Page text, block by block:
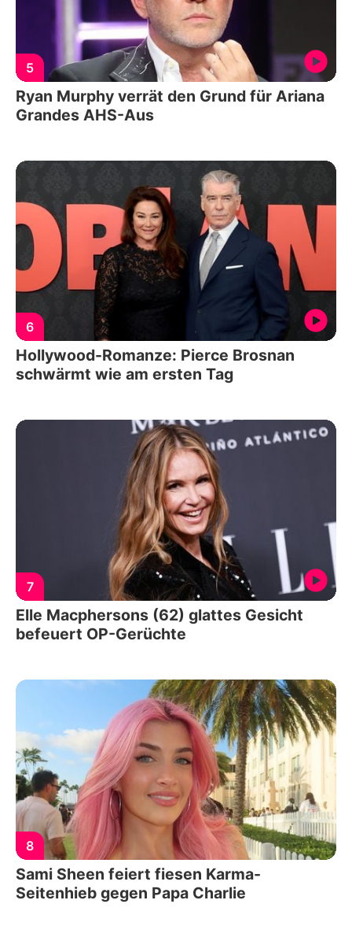
5
Ryan Murphy verrät den Grund für Ariana
Grandes AHS-Aus
6
Hollywood-Romanze: Pierce Brosnan
schwärmt wie am ersten Tag
7
Elle Macphersons (62) glattes Gesicht
befeuert OP-Gerüchte
8
Sami Sheen feiert fiesen Karma-
Seitenhieb gegen Papa Charlie